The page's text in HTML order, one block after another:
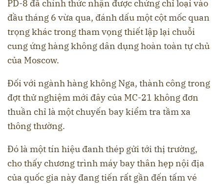
PD-8 đã chính thức nhận được chứng chỉ loại vào
đầu tháng 6 vừa qua, đánh dấu một cột mốc quan
trọng khác trong tham vọng thiết lập lại chuỗi
cung ứng hàng không dân dụng hoàn toàn tự chủ
của Moscow.
Đối với ngành hàng không Nga, thành công trong
đợt thử nghiệm mới đây của MC-21 không đơn
thuần chỉ là một chuyến bay kiểm tra tầm xa
thông thường.
Đó là một tín hiệu đanh thép gửi tới thị trường,
cho thấy chương trình máy bay thân hẹp nội địa
của quốc gia này đang tiến rất gần đến tấm vé